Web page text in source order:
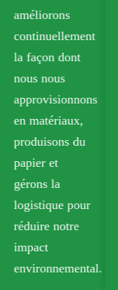
matières
premières
Nous utilisons
bois vierge
provenant de
forêts
certifiées
gérées de
manière
responsable.
Partenariats à